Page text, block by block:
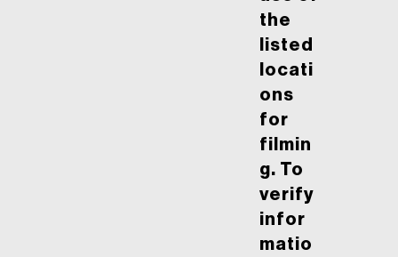
the
listed
locati
ons
for
filmin
g. To
verify
infor
matio